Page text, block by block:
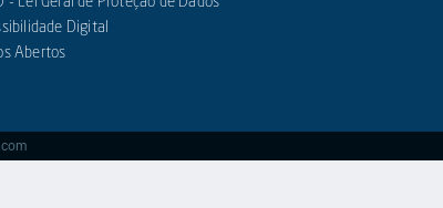
Digital
Abertos